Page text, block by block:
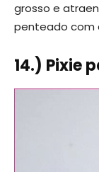
grosso e
penteado com
14.) Pixie